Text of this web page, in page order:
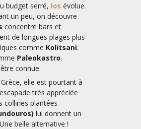
budget serré, Ios évolue.
un peu, on découvre
concentre bars et
de longues plages plus
comme Kolitsani.
Paleokastro.
connue.
elle est pourtant à
très appréciée
collines plantées
lui donnent un
belle alternative !